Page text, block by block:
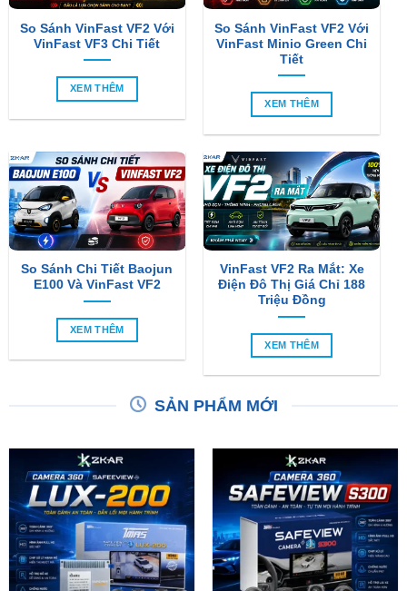
So Sánh VinFast VF2 Với
VinFast VF3 Chi Tiết
XEM THÊM
So Sánh VinFast VF2 Với
VinFast Minio Green Chi
Tiết
XEM THÊM
So Sánh Chi Tiết Baojun
E100 Và VinFast VF2
XEM THÊM
VinFast VF2 Ra Mắt: Xe
Điện Đô Thị Giá Chỉ 188
Triệu Đồng
XEM THÊM
SẢN PHẨM MỚI